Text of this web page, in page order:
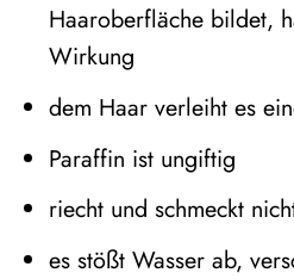
Haaroberfläche bildet,
Wirkung
dem Haar verleiht es
Paraffin ist ungiftig
riecht und schmeckt
es stößt Wasser ab,